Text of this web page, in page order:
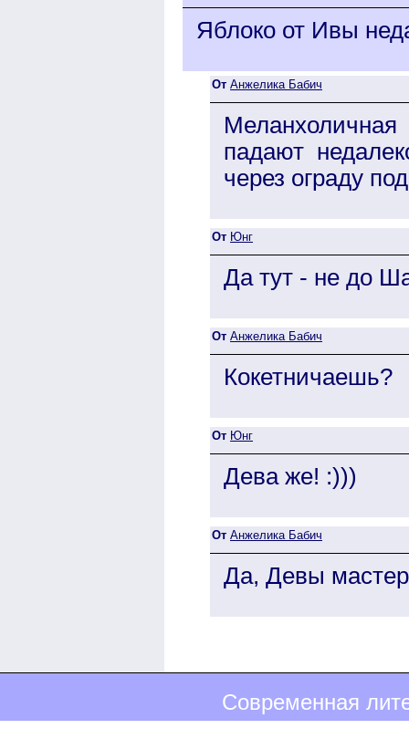
Яблоко от Ивы
От Анжелика Бабич
падают
через ограду
От Юнг
Да тут - не до
От Анжелика Бабич
Кокетничаешь?
От Юнг
Дева же! :)))
От Анжелика Бабич
Да, Девы
Современная